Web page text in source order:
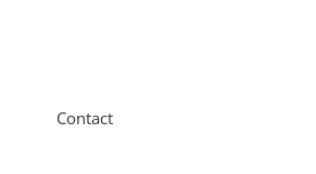
Contact